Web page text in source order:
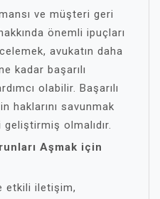
ve müşteri geri
önemli ipuçları
avukatın daha
kadar başarılı
olabilir. Başarılı
haklarını savunmak
olmalıdır.
Aşmak için
etkili iletişim,